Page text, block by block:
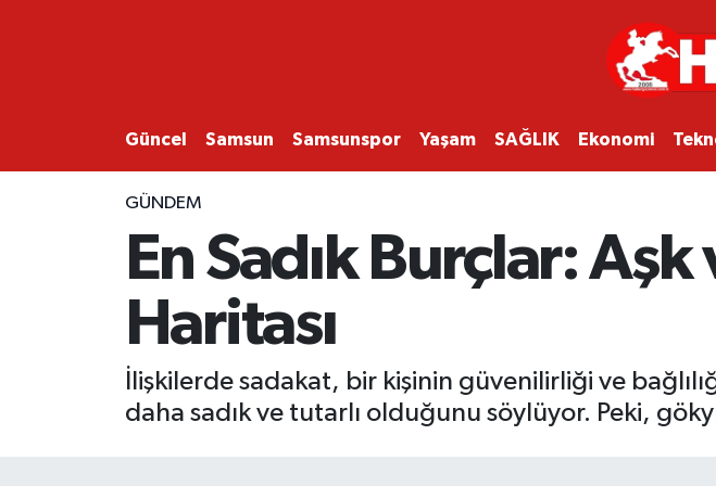
Güncel Samsun Samsunspor Yaşam SAĞLIK Ekonomi
GÜNDEM
En Sadık Burçlar:
Haritası
İlişkilerde sadakat, bir kişinin güvenilirliği ve
daha sadık ve tutarlı olduğunu söylüyor. Peki,
SAMSUN
SAMSUNSPOR
EKONOMİ